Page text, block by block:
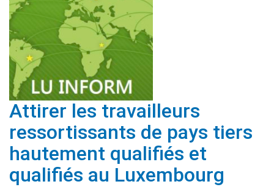
Attirer les travailleurs
ressortissants de pays tiers
hautement qualifiés et
qualifiés au Luxembourg